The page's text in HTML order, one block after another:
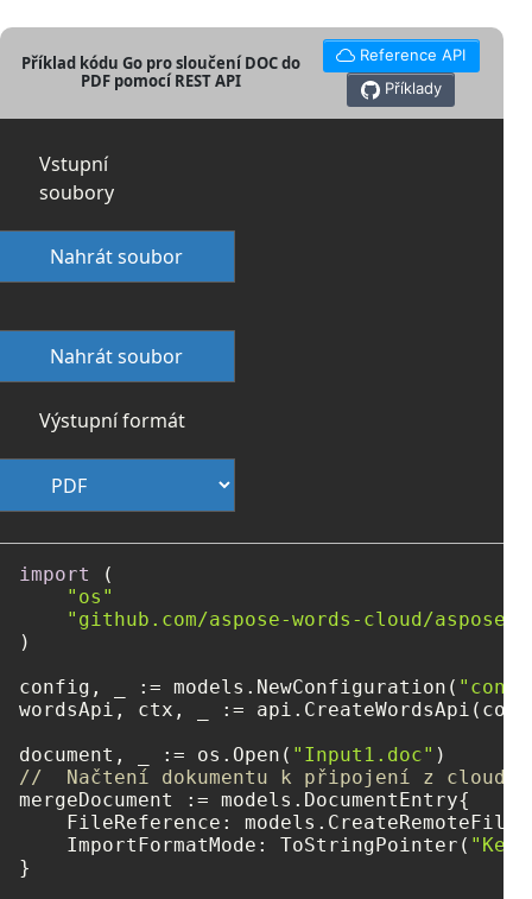
Příklad kódu Go pro sloučení DOC do
PDF pomocí REST API
Reference API
Příklady
Vstupní
soubory
Nahrát soubor
Nahrát soubor
Výstupní formát
import
(
"os"
"github.com/aspose-words-cloud/
)
config, _ := models.NewConfiguration(
wordsApi, ctx, _ :=
document, _ := os.Open( "Input1.doc"
//  Načtení dokumentu k připojení z
mergeDocument := models.DocumentEntry{
FileReference:
    ImportFormatMode: ToStringPointer(
}